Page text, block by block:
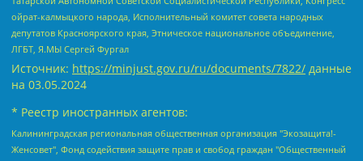
ойрат-калмыцкого народа, Исполнительный комитет совета народных
депутатов Красноярского края, Этническое национальное объединение,
ЛГБТ, Я.МЫ Сергей Фургал
Источник: https://minjust.gov.ru/ru/documents/7822/ данные
на 03.05.2024
* Реестр иностранных агентов:
Калининградская региональная общественная организация "Экозащита!-Женсовет", Фонд содействия защите прав и свобод граждан "Общественный вердикт", Фонд "Институт Развития Свободы Информации", Частное учреждение "Информационное агентство МЕМО. РУ", Региональная общественная организация "Общественная комиссия по сохранению наследия академика Сахарова", Фонд поддержки свободы прессы, Санкт-Петербургская общественная правозащитная организация "Гражданский контроль", Межрегиональная общественная организация "Информационно-просветительский центр "Мемориал", Региональный Фонд "Центр Защиты Прав Средств Массовой Информации", с 05.12.2023 Фонд "Центр Защиты Прав Средств массовой информации", Региональная общественная благотворительная организация помощи беженцам и мигрантам "Гражданское содействие", Негосударственное образовательное учреждение дополнительного профессионального образования (повышение квалификации) специалистов "АКАДЕМИЯ ПО ПРАВАМ ЧЕЛОВЕКА", Свердловская региональная общественная организация "Сутяжник", Автономная некоммерческая организация "Центр независимых социологических исследований", Союз общественных объединений "Российский исследовательский центр по правам человека", Региональное общественное учреждение научно-информационный центр "МЕМОРИАЛ", Некоммерческая организация "Фонд защиты гласности", Автономная некоммерческая организация "Институт прав человека", Городская общественная организация "Екатеринбургское общество "МЕМОРИАЛ", Городская общественная организация "Рязанское историко-просветительское и правозащитное общество "Мемориал" (Рязанский Мемориал), Челябинский региональный орган общественной самодеятельности – женское общественное объединение "Женщины Евразии", Челябинский региональный орган общественной самодеятельности "Уральская правозащитная группа", Фонд содействия защите здоровья и социальной справедливости имени Андрея Рылькова, Автономная Некоммерческая Организация "Аналитический Центр Юрия Левады", Автономная некоммерческая организация социальной поддержки населения "Проект Апрель", Региональная общественная организация помощи женщинам и детям, находящимся в кризисной ситуации "Информационно-методический центр "Анна", Фонд содействия развитию массовых коммуникаций и правовому просвещению "Так-так-Так", Фонд содействия устойчивому развитию "Серебряная тайга", Свердловский региональный общественный фонд социальных проектов "Новое время", "Idel.Реалии", Кавказ.Реалии, Крым.Реалии, Телеканал Настоящее Время, Татаро-башкирская служба Радио Свобода (Azatliq Radiosi), Радио Свободная Европа/Радио Свобода (PCE/PC), "Сибирь.Реалии", "Фактограф", Благотворительный фонд помощи осужденным и их семьям, Автономная некоммерческая организация "Институт глобализации и социальных движений", Фонд "В защиту прав заключенных", Частное учреждение "Центр поддержки и содействия развитию средств массовой информации", Пензенский региональный общественный благотворительный фонд "Гражданский союз", "Север.Реалии", Некоммерческая организация Фонд "Правовая инициатива", Общество с ограниченной ответственностью "Радио Свободная Европа/Радио Свобода", Чешское информационное агентство "MEDIUM-ORIENT", Красноярская региональная общественная организация "Мы против СПИДа", Камалягин Денис Николаевич, Маркелов Сергей Евгеньевич, Пономарев Лев Александрович, Савицкая Людмила Алексеевна, Автономная некоммерческая организация "Центр по работе с проблемой насилия "НАСИЛИЮ.НЕТ", Межрегиональный профессиональный союз работников здравоохранения "Альянс врачей", Юридическое лицо, зарегистрированное в Латвийской Республике, SIA "Medusa Project" (регистрационный номер 40103797863, дата регистрации 10.06.2014), Некоммерческая организация "Фонд по борьбе с коррупцией", Автономная некоммерческая организация "Институт права и публичной политики", Баданин Роман Сергеевич, Гликин Максим Александрович, Железнова Мария Михайловна, Лукьянова Юлия Сергеевна, Маетная Елизавета Витальевна, Маняхин Петр Борисович, Чуракова Ольга Владимировна, Ярош Юлия Петровна, Юридическое лицо "The Insider SIA", зарегистрированное в Риге, Латвийская Республика (дата регистрации 26.06.2015), являющееся администратором доменного имени интернет-издания "The Insider SIA", https://theins.ru, Постернак Алексей Евгеньевич, Рубин Михаил Аркадьевич, Анин Роман Александрович, Юридическое лицо Istories fonds, зарегистрированное в Латвийской Республике (регистрационный номер 50008295751, дата регистрации 24.02.2020), Великовский Дмитрий Александрович, Долинина Ирина Николаевна, Мароховская Алеся Алексеевна, Шлейнов Роман Юрьевич, Шмагун Олеся Валентиновна, Общество с ограниченной ответственностью "Альтаир 2021", Общество с ограниченной ответственностью "Вега 2021", Общество с ограниченной ответственностью "Главный редактор 2021", Общество с ограниченной ответственностью "Ромашки монолит", Важенков Артем Валерьевич, Ивановская областная общественная организация "Центр гендерных исследований", Гурман Юрий Альбертович, Медиапроект "ОВД-Инфо", Егоров Владимир Владимирович, Жилинский Владимир Александрович, Общество с ограниченной ответственностью "ЗП", Иванова София Юрьевна, Карезина Инна Павловна, Кильтау Екатерина Викторовна, Петров Алексей Викторович, Пискунов Сергей Евгеньевич, Смирнов Сергей Сергеевич, Тихонов Михаил Сергеевич, Общество с ограниченной ответственностью "ЖУРНАЛИСТ-ИНОСТРАННЫЙ АГЕНТ", Арапова Галина Юрьевна, Вольтская Татьяна Анатольевна, Американская компания "Mason G.E.S. Anonymous Foundation" (США), являющаяся владельцем интернет-издания https://mnews.world/, Компания "Stichting Bellingcat", зарегистрированная в Нидерландах (дата регистрации 11.07.2018), Захаров Андрей Вячеславович, Клепиковская Екатерина Дмитриевна, Общество с ограниченной ответственностью "МЕМО", Перл Роман Александрович, Симонов Евгений Алексеевич, Соловьева Елена Анатольевна, Сотников Даниил Владимирович, Сурначева Елизавета Дмитриевна, Автономная некоммерческая организация по защите прав человека и информированию населения "Якутия – Наше Мнение", Общество с ограниченной ответственностью "Москоу диджитал медиа", с 26.01.2023 Общество с ограниченной ответственностью "Чайка Белые сады", Ветошкина Валерия Валерьевна, Заговора Максим Александрович, Межрегиональное общественное движение "Российская ЛГБТ - сеть", Оленичев Максим Владимирович, Павлов Иван Юрьевич, Скворцова Елена Сергеевна, Общество с ограниченной ответственностью "Как бы инагент", Кочетков Игорь Викторович, Общество с ограниченной ответственностью "Честные выборы", Еланчик Олег Александрович, Общество с ограниченной ответственностью "Нобелевский призыв", Гималова Регина Эмилевна, Григорьев Андрей Валерьевич, Григорьева Алина Александровна, Ассоциация по содействию защите прав призывников, альтернативнослужащих и военнослужащих "Правозащитная группа "Гражданин.Армия.Право", Хисамова Регина Фаритовна, Автономная некоммерческая организация по реализации социально-правовых программ "Лилит", Дальневосточное общественное движение "Маяк", Санкт-Петербургская ЛГБТ-инициативная группа "Выход", Инициативная группа ЛГБТ+ "Реверс", Алексеев Андрей Викторович, Бекбулатова Таисия Львовна, Беляев Иван Михайлович, Владыкина Елена Сергеевна, Гельман Марат Александрович, Никульшина Вероника Юрьевна, Толоконникова Надежда Андреевна, Шендерович Виктор Анатольевич, Общество с ограниченной ответственностью "Данное сообщение", Общество с ограниченной ответственностью Издательский дом "Новая глава", Айнбиндер Александра Александровна, Московский комьюнити-центр для ЛГБТ+инициатив, Благотворительный фонд развития филантропии, Deutsche Welle (Германия, Kurt-Schumacher-Strasse 3, 53113 Bonn), Борзунова Мария Михайловна, Воробьев Виктор Викторович, Голубева Анна Львовна, Константинова Алла Михайловна, Малкова Ирина Владимировна, Мурадов Мурад Абдулгалимович, Осетинская Елизавета Николаевна, Понасенков Евгений Николаевич, Ганапольский Матвей Юрьевич, Киселев Евгений Алексеевич, Борухович Ирина Григорьевна, Дремин Иван Тимофеевич, Дубровский Дмитрий Викторович, Красноярская региональная общественная организация поддержки и развития альтернативных образовательных технологий и межкультурных коммуникаций "ИНТЕРРА", Маяковская Екатерина Алексеевна, Фейгин Марк Захарович, Филимонов Андрей Викторович, Дзугкоева Регина Николаевна, Доброхотов Роман Александрович, Дудь Юрий Александрович, Елкин Сергей Владимирович, Кругликов Кирилл Игоревич, Сабунаева Мария Леонидовна, Семенов Алексей Владимирович, Шаинян Карен Багратович, Шульман Екатерина Михайловна, Асафьев Артур Валерьевич, Вахштайн Виктор Семенович, Венедиктов Алексей Алексеевич, Лушникова Екатерина Евгеньевна, Волков Леонид Михайлович, Невзоров Александр Глебович, Пархоменко Сергей Борисович, Сироткин Ярослав Николаевич, Кара-Мурза Владимир Владимирович, Баранова Наталья Владимировна, Гозман Леонид Яковлевич, Кагарлицкий Борис Юльевич, Климарев Михаил Валерьевич, Милов Владимир Станиславович, Автономная некоммерческая организация Краснодарский центр современного искусства "Типография", Моргенштерн Алишер Тагирович, Соболь Любовь Эдуардовна, Общество с ограниченной ответственностью "ЛИЗА НОРМ", Каспаров Гарри Кимович, Ходорковский Михаил Борисович, Общество с ограниченной ответственностью "Апрельские тезисы", Данилович Ирина Брониславовна, Кашин Олег Владимирович, Петров Николай Владимирович, Пивоваров Алексей Владимирович, Соколов Михаил Владимирович, Цветкова Юлия Владимировна, Чичваркин Евгений Александрович, Комитет против пыток/Команда против пыток, Общество с ограниченной ответственностью "Первый научный", Общество с ограниченной ответственностью "Вертолет и ко", Белоцерковская Вероника Борисовна, Кац Максим Евгеньевич, Лазарева Татьяна Юрьевна, Шаведдинов Руслан Табризович, Яшин Илья Валерьевич, Общество с ограниченной ответственностью "Иноагент ААВ", Алешковский Дмитрий Петрович, Альбац Евгения Марковна, Быков Дмитрий Львович, Галямина Юлия Евгеньевна, Лойко Сергей Леонидович, Мартынов Кирилл Константинович, Медведев Сергей Александрович, Крашенинников Федор Геннадиевич, Гордеева Катерина Вл